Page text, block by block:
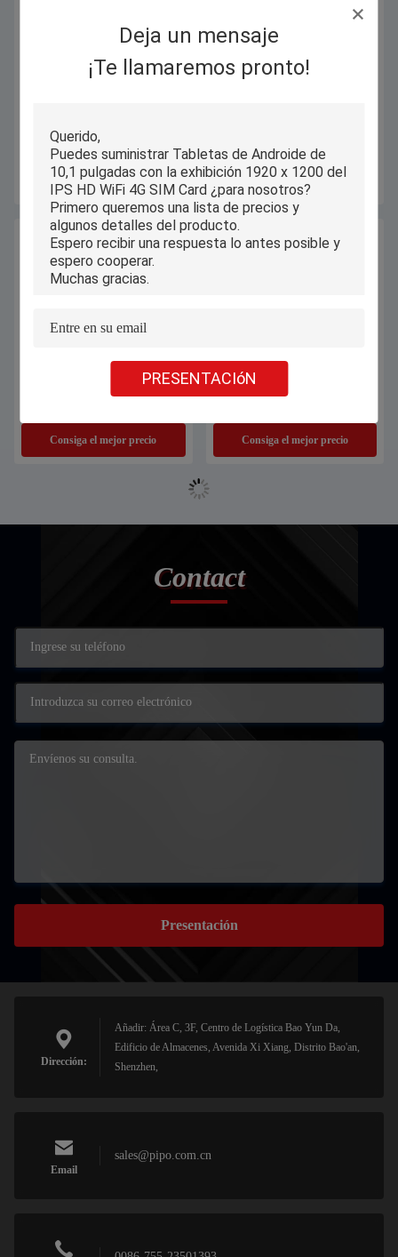
Deja un mensaje
¡Te llamaremos pronto!
PRESENTACIóN
cámara 1GB 3GB 4GB MT8321
SC9832E MT8765 de 5G WIFI
Consiga el mejor precio
aprendizaje 2160x1440 Resolución
IPS
Consiga el mejor precio
Androide 5G tableta de Androide
de 11 pulgadas con WIFI que llama
Consiga el mejor precio
Computadoras industriales
1200x2000 LPS de la tableta de
batería de 3.7v 6000mAh
Consiga el mejor precio
Contact
Presentación
Dirección:
Añadir: Área C, 3F, Centro de Logística Bao Yun Da,
Edificio de Almacenes, Avenida Xi Xiang, Distrito Bao'an,
Shenzhen,
Email
sales@pipo.com.cn